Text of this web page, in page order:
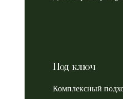
Под ключ
Комплексный